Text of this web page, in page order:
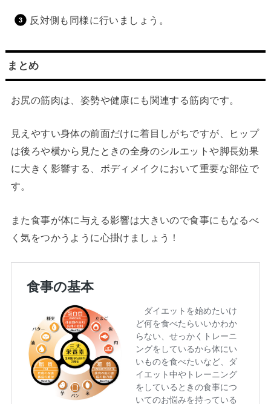
反対側も同様に行いましょう。
まとめ
お尻の筋肉は、姿勢や健康にも関連する筋肉です。
見えやすい身体の前面だけに着目しがちですが、ヒップ
は後ろや横から見たときの全身のシルエットや脚長効果
に大きく影響する、ボディメイクにおいて重要な部位で
す。
また食事が体に与える影響は大きいので食事にもなるべ
く気をつかうように心掛けましょう！